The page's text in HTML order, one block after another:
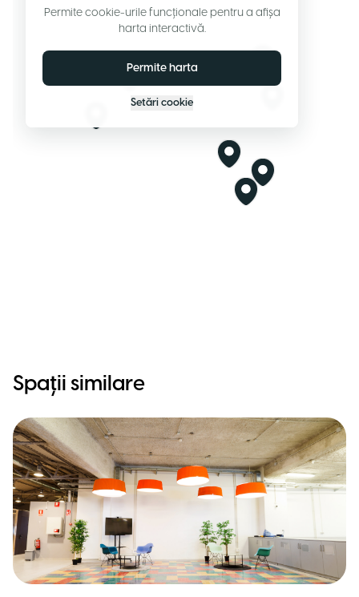
Permite cookie-urile funcționale pentru a afișa
harta interactivă.
Permite harta
Setări cookie
Spații similare